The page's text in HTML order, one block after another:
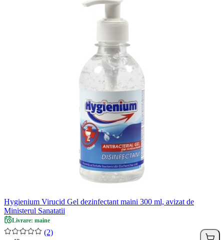
Hygienium Virucid Gel dezinfectant maini 300 ml, avizat de
Ministerul Sanatatii
Livrare: maine
(2)